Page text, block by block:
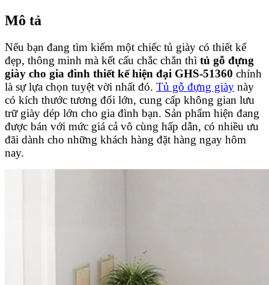
Mô tả
Nếu bạn đang tìm kiếm một chiếc tủ giày có thiết kế
đẹp, thông minh mà kết cấu chắc chắn thì tủ gỗ đựng
giày cho gia đình thiết kế hiện đại GHS-51360 chính
là sự lựa chọn tuyệt vời nhất đó. Tủ gỗ đựng giày này
có kích thước tương đối lớn, cung cấp không gian lưu
trữ giày dép lớn cho gia đình bạn. Sản phẩm hiện đang
được bán với mức giá cả vô cùng hấp dẫn, có nhiều ưu
đãi dành cho những khách hàng đặt hàng ngay hôm
nay.